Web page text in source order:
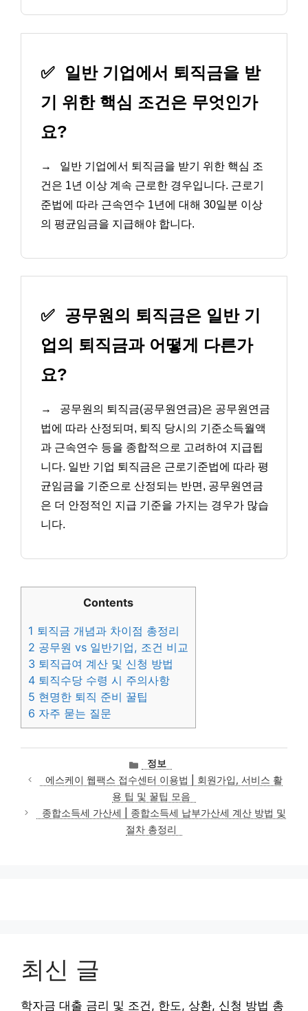
✅
일반 기업에서 퇴직금을 받
기 위한 핵심 조건은 무엇인가
요?
→
일반 기업에서 퇴직금을 받기 위한 핵심 조
건은 1년 이상 계속 근로한 경우입니다. 근로기
준법에 따라 근속연수 1년에 대해 30일분 이상
의 평균임금을 지급해야 합니다.
✅ 공무원의 퇴직금은 일반 기
업의 퇴직금과 어떻게 다른가
요?
→
공무원의 퇴직금(공무원연금)은 공무원연금
법에 따라 산정되며, 퇴직 당시의 기준소득월액
과 근속연수 등을 종합적으로 고려하여 지급됩
니다. 일반 기업 퇴직금은 근로기준법에 따라 평
균임금을 기준으로 산정되는 반면, 공무원연금
은 더 안정적인 지급 기준을 가지는 경우가 많습
니다.
Contents
1 퇴직금 개념과 차이점 총정리
2 공무원 vs 일반기업, 조건 비교
3 퇴직급여 계산 및 신청 방법
4 퇴직수당 수령 시 주의사항
5 현명한 퇴직 준비 꿀팁
6 자주 묻는 질문
카
테
고
리
정보
에스케이 웹팩스 접수센터 이용법 | 회원가입, 서비스 활
용 팁 및 꿀팁 모음
종합소득세 가산세 | 종합소득세 납부가산세 계산 방법 및
절차 총정리
최신 글
학자금 대출 금리 및 조건, 한도, 상환, 신청 방법 총